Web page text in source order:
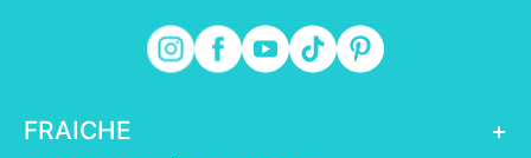
FRAICHE
+